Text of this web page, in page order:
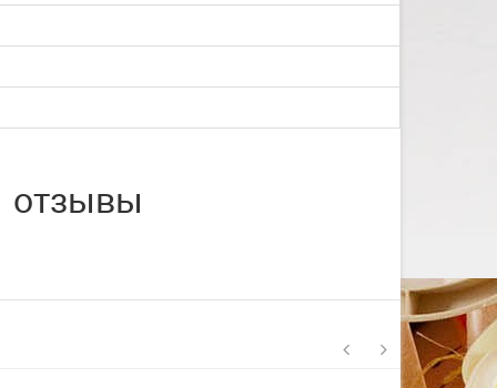
рисунком. ...
ЧИТАТЬ ДАЛЬШЕ
отзывы